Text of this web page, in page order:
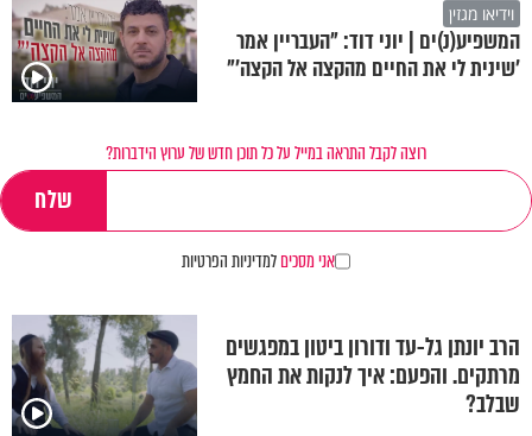
וידיאו מגזין
המשפיע(נ)ים | יוני דוד: "העבריין אמר
'שינית לי את החיים מהקצה אל הקצה'"
רוצה לקבל התראה במייל על כל תוכן חדש של ערוץ הידברות?
אני מסכיםלמדיניות הפרטיות
הרב יונתן גל-עד ודורון ביטון במפגשים
מרתקים. והפעם: איך לנקות את החמץ
שבלב?